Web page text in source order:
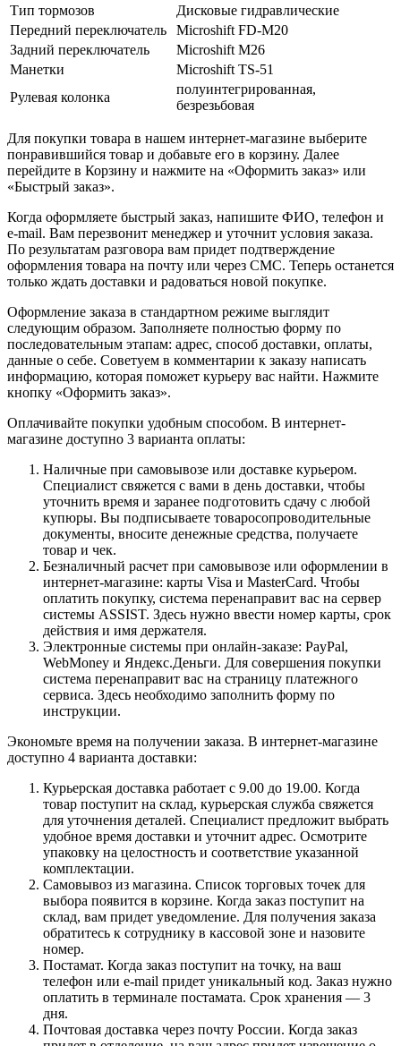
Тип тормозов
Дисковые гидравлические
Передний переключатель
Microshift FD-M20
Задний переключатель
Microshift M26
Манетки
Microshift TS-51
Рулевая колонка
полуинтегрированная,
безрезьбовая
Для покупки товара в нашем интернет-магазине выберите
понравившийся товар и добавьте его в корзину. Далее
перейдите в Корзину и нажмите на «Оформить заказ» или
«Быстрый заказ».
Когда оформляете быстрый заказ, напишите ФИО, телефон и
e-mail. Вам перезвонит менеджер и уточнит условия заказа.
По результатам разговора вам придет подтверждение
оформления товара на почту или через СМС. Теперь останется
только ждать доставки и радоваться новой покупке.
Оформление заказа в стандартном режиме выглядит
следующим образом. Заполняете полностью форму по
последовательным этапам: адрес, способ доставки, оплаты,
данные о себе. Советуем в комментарии к заказу написать
информацию, которая поможет курьеру вас найти. Нажмите
кнопку «Оформить заказ».
Оплачивайте покупки удобным способом. В интернет-
магазине доступно 3 варианта оплаты:
Наличные при самовывозе или доставке курьером.
Специалист свяжется с вами в день доставки, чтобы
уточнить время и заранее подготовить сдачу с любой
купюры. Вы подписываете товаросопроводительные
документы, вносите денежные средства, получаете
товар и чек.
Безналичный расчет при самовывозе или оформлении в
интернет-магазине: карты Visa и MasterCard. Чтобы
оплатить покупку, система перенаправит вас на сервер
системы ASSIST. Здесь нужно ввести номер карты, срок
действия и имя держателя.
Электронные системы при онлайн-заказе: PayPal,
WebMoney и Яндекс.Деньги. Для совершения покупки
система перенаправит вас на страницу платежного
сервиса. Здесь необходимо заполнить форму по
инструкции.
Экономьте время на получении заказа. В интернет-магазине
доступно 4 варианта доставки:
Курьерская доставка работает с 9.00 до 19.00. Когда
товар поступит на склад, курьерская служба свяжется
для уточнения деталей. Специалист предложит выбрать
удобное время доставки и уточнит адрес. Осмотрите
упаковку на целостность и соответствие указанной
комплектации.
Самовывоз из магазина. Список торговых точек для
выбора появится в корзине. Когда заказ поступит на
склад, вам придет уведомление. Для получения заказа
обратитесь к сотруднику в кассовой зоне и назовите
номер.
Постамат. Когда заказ поступит на точку, на ваш
телефон или e-mail придет уникальный код. Заказ нужно
оплатить в терминале постамата. Срок хранения — 3
дня.
Почтовая доставка через почту России. Когда заказ